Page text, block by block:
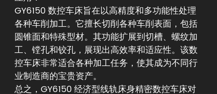
GY6150 数控车床旨在以高精度和多功能性处理
各种车削加工。它擅长切削各种车削表面，包括
圆锥面和特殊型材。其功能扩展到切槽、螺纹加
工、镗孔和铰孔，展现出高效率和适应性。该数
控车床非常适合各种加工任务，使其成为不同行
业制造商的宝贵资产。
总之，GY6150 经济型线轨床身精密数控车床对